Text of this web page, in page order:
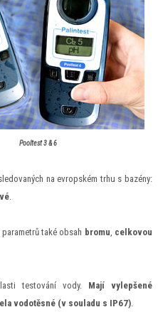
Pooltest 3 & 6
na evropském trhu s bazény:
.
také obsah bromu, celkovou
testování vody. Mají vylepšené
vodotěsné (v souladu s IP67).